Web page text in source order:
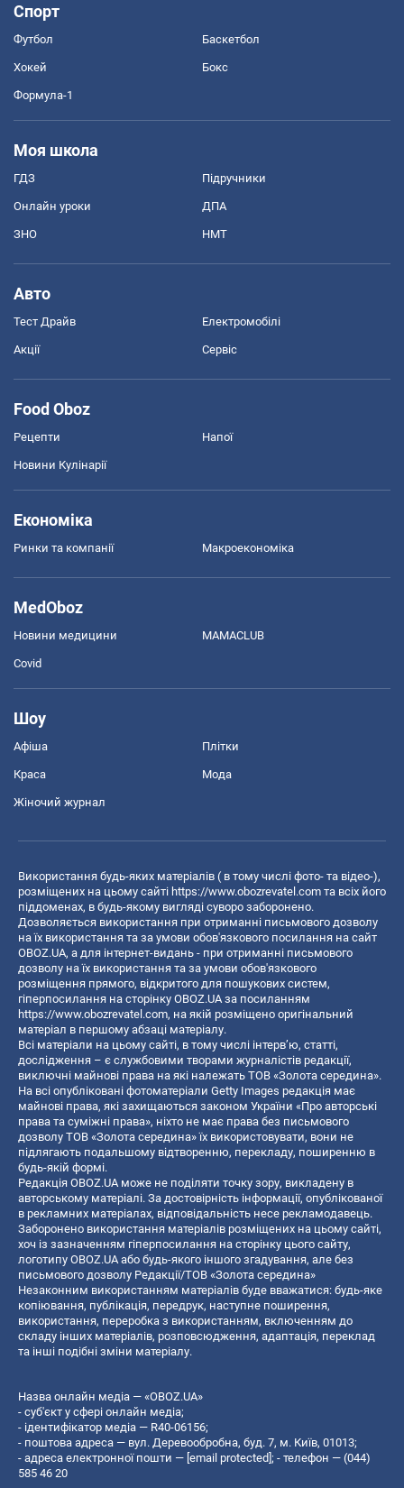
Спорт
Футбол Баскетбол
Хокей Бокс
Формула-1
Моя школа
ГДЗ Підручники
Онлайн уроки ДПА
ЗНО НМТ
Авто
Тест Драйв Електромобілі
Акції Сервіс
Food Oboz
Рецепти Напої
Новини Кулінарії
Економіка
Ринки та компанії Макроекономіка
MedOboz
Новини медицини MAMACLUB
Covid
Шоу
Афіша Плітки
Краса Мода
Жіночий журнал
Використання будь-яких матеріалів ( в тому числі фото- та відео-),
розміщених на цьому сайті https://www.obozrevatel.com та всіх його
піддоменах, в будь-якому вигляді суворо заборонено.
Дозволяється використання при отриманні письмового дозволу
на їх використання та за умови обов'язкового посилання на сайт
OBOZ.UA, а для інтернет-видань - при отриманні письмового
дозволу на їх використання та за умови обов'язкового
розміщення прямого, відкритого для пошукових систем,
гіперпосилання на сторінку OBOZ.UA за посиланням
https://www.obozrevatel.com, на якій розміщено оригінальний
матеріал в першому абзаці матеріалу.
Всі матеріали на цьому сайті, в тому числі інтерв’ю, статті,
дослідження – є службовими творами журналістів редакції,
виключні майнові права на які належать ТОВ «Золота середина».
На всі опубліковані фотоматеріали Getty Images редакція має
майнові права, які захищаються законом України «Про авторські
права та суміжні права», ніхто не має права без письмового
дозволу ТОВ «Золота середина» їх використовувати, вони не
підлягають подальшому відтворенню, перекладу, поширенню в
будь-якій формі.
Редакція OBOZ.UA може не поділяти точку зору, викладену в
авторському матеріалі. За достовірність інформації, опублікованої
в рекламних матеріалах, відповідальність несе рекламодавець.
Заборонено використання матеріалів розміщених на цьому сайті,
хоч із зазначенням гіперпосилання на сторінку цього сайту,
логотипу OBOZ.UA або будь-якого іншого згадування, але без
письмового дозволу Редакції/ТОВ «Золота середина»
Незаконним використанням матеріалів буде вважатися: будь-яке
копiювання, публiкацiя, передрук, наступне поширення,
використання, переробка з використанням, включенням до
складу інших матеріалів, розповсюдження, адаптація, переклад
та інші подібні зміни матеріалу.
Назва онлайн медіа — «OBOZ.UA»
- суб'єкт у сфері онлайн медіа;
- ідентифікатор медіа — R40-06156;
- поштова адреса — вул. Деревообробна, буд. 7, м. Київ, 01013;
- адреса електронної пошти — [email protected] ; - телефон — (044)
585 46 20